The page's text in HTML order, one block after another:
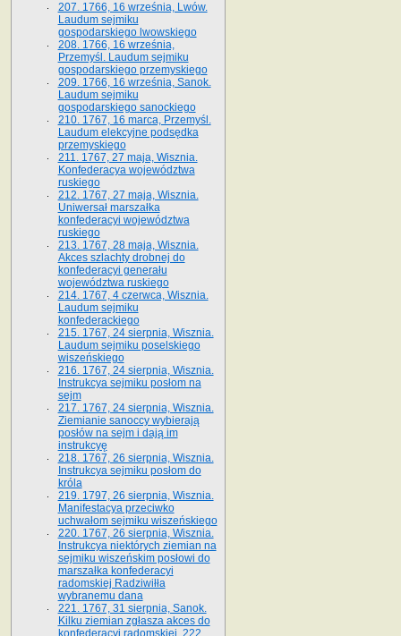
207. 1766, 16 września, Lwów.
Laudum sejmiku
gospodarskiego lwowskiego
208. 1766, 16 września,
Przemyśl. Laudum sejmiku
gospodarskiego przemyskiego
209. 1766, 16 września, Sanok.
Laudum sejmiku
gospodarskiego sanockiego
210. 1767, 16 marca, Przemyśl.
Laudum elekcyjne podsędka
przemyskiego
211. 1767, 27 maja, Wisznia.
Konfederacya województwa
ruskiego
212. 1767, 27 maja, Wisznia.
Uniwersał marszałka
konfederacyi województwa
ruskiego
213. 1767, 28 maja, Wisznia.
Akces szlachty drobnej do
konfederacyi generału
województwa ruskiego
214. 1767, 4 czerwca, Wisznia.
Laudum sejmiku
konfederackiego
215. 1767, 24 sierpnia, Wisznia.
Laudum sejmiku poselskiego
wiszeńskiego
216. 1767, 24 sierpnia, Wisznia.
Instrukcya sejmiku posłom na
sejm
217. 1767, 24 sierpnia, Wisznia.
Ziemianie sanoccy wybierają
posłów na sejm i dają im
instrukcyę
218. 1767, 26 sierpnia, Wisznia.
Instrukcya sejmiku posłom do
króla
219. 1797, 26 sierpnia, Wisznia.
Manifestacya przeciwko
uchwałom sejmiku wiszeńskiego
220. 1767, 26 sierpnia, Wisznia.
Instrukcya niektórych ziemian na
sejmiku wiszeńskim posłowi do
marszałka konfe­deracyi
radomskiej Radziwiłła
wybranemu dana
221. 1767, 31 sierpnia, Sanok.
Kilku ziemian zgłasza akces do
konfederacyi radomskiej. 222.